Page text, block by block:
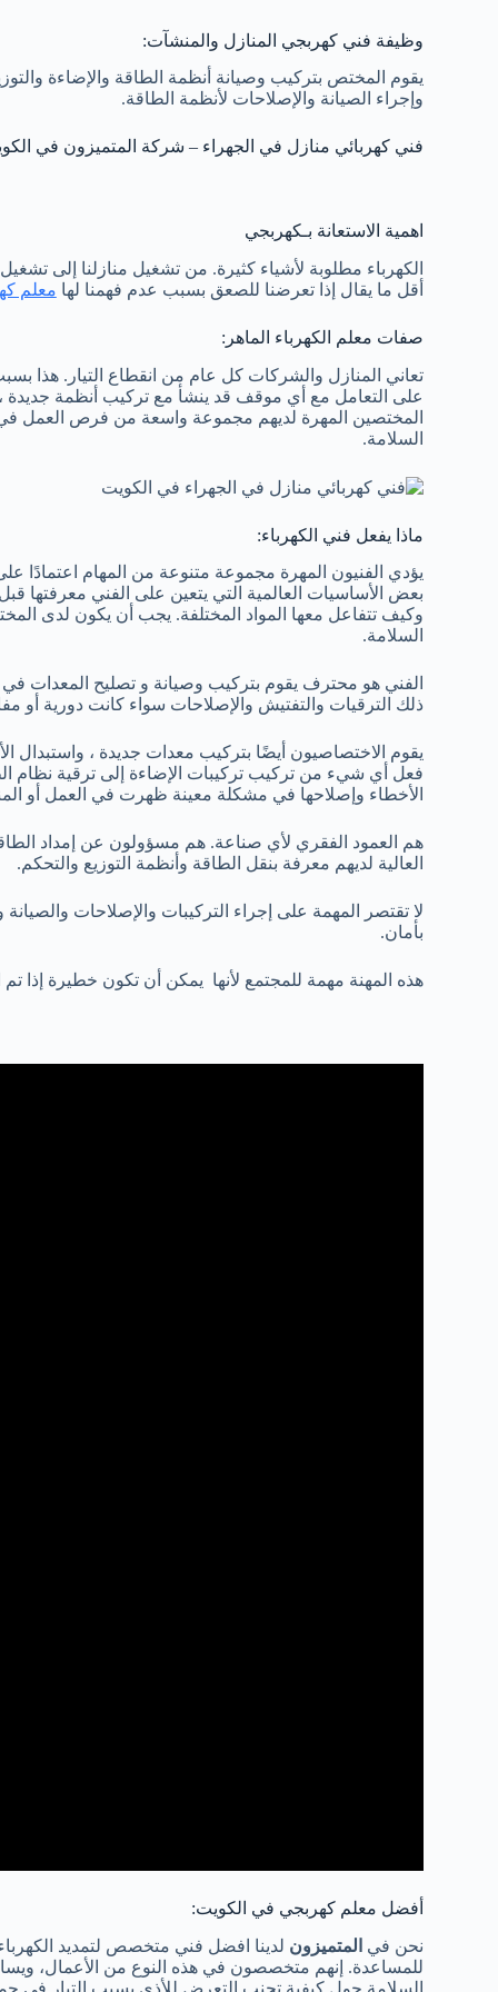
وظيفة فني كهربجي المنازل والمنشآت:
يقوم المختص بتركيب وصيانة أنظمة الطاقة والإضاءة
وإجراء الصيانة والإصلاحات لأنظمة الطاقة.
فني كهربائي منازل في الجهراء – شركة المتميزون في
اهمية الاستعانة بـكهربجي
الكهرباء مطلوبة لأشياء كثيرة. من تشغيل منازلنا إلى
أقل ما يقال إذا تعرضنا للصعق بسبب عدم فهمنا لها معلم
صفات معلم الكهرباء الماهر:
تعاني المنازل والشركات كل عام من انقطاع التيار. هذا
على التعامل مع أي موقف قد ينشأ مع تركيب أنظمة جديدة ،
المختصين المهرة لديهم مجموعة واسعة من فرص العمل في
السلامة.
ماذا يفعل فني الكهرباء:
يؤدي الفنيون المهرة مجموعة متنوعة من المهام اعتمادًا
بعض الأساسيات العالمية التي يتعين على الفني معرفتها
وكيف تتفاعل معها المواد المختلفة. يجب أن يكون لدى
السلامة.
الفني هو محترف يقوم بتركيب وصيانة و تصليح المعدات
ذلك الترقيات والتفتيش والإصلاحات سواء كانت دورية أو
يقوم الاختصاصيون أيضًا بتركيب معدات جديدة ، واستبدال
فعل أي شيء من تركيب تركيبات الإضاءة إلى ترقية نظام
الأخطاء وإصلاحها في مشكلة معينة ظهرت في العمل أو
هم العمود الفقري لأي صناعة. هم مسؤولون عن إمداد الطاقة
العالية لديهم معرفة بنقل الطاقة وأنظمة التوزيع والتحكم.
لا تقتصر المهمة على إجراء التركيبات والإصلاحات
بأمان.
هذه المهنة مهمة للمجتمع لأنها يمكن أن تكون خطيرة إذا
أفضل معلم كهربجي في الكويت:
نحن في المتميزون لدينا افضل فني متخصص لتمديد
للمساعدة. إنهم متخصصون في هذه النوع من الأعمال،